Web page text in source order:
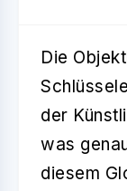
Die
der
was
diesem